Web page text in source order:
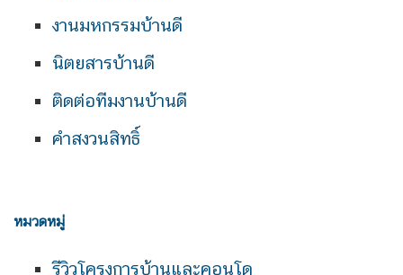
งานมหกรรมบ้านดี
นิตยสารบ้านดี
ติดต่อทีมงานบ้านดี
คำสงวนสิทธิ์
หมวดหมู่
รีวิวโครงการบ้านและคอนโด